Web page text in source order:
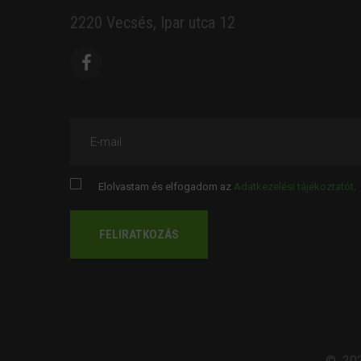
2220 Vecsés, Ipar utca 12
E-mail
Elolvastam és elfogadom az Adatkezelési tájékoztatót.
FELIRATKOZÁS